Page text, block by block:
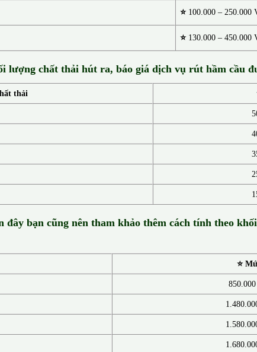
⭐ 100.000 – 250.000
⭐130.000 – 450.000
lượng chất thải hút ra, báo giá dịch vụ rút hầm cầu
thải
bạn cũng nên tham khảo thêm cách tính theo
⭐